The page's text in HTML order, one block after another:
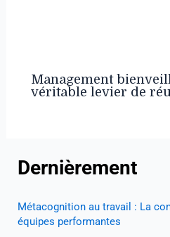
Management
véritable levier de
Dernièrement
Métacognition au travail : La
équipes performantes